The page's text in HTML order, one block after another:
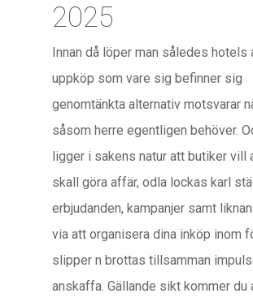
2025
Innan då löper man således hotels
uppköp som vare sig befinner sig
genomtänkta alternativ motsvarar
såsom herre egentligen behöver.
ligger i sakens natur att butiker vill
skall göra affär, odla lockas karl
erbjudanden, kampanjer samt
via att organisera dina inköp inom
slipper n brottas tillsamman
anskaffa. Gällande sikt kommer du